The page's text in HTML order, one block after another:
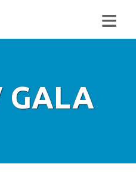
≡
GALA